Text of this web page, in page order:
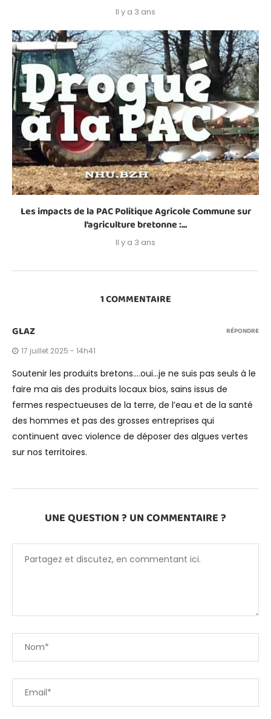
Il y a 3 ans
Les impacts de la PAC Politique Agricole Commune sur
l’agriculture bretonne :...
Il y a 3 ans
1 COMMENTAIRE
GLAZ
17 juillet 2025 - 14h41
Soutenir les produits bretons….oui…je ne suis pas seuls à le
faire ma ais des produits locaux bios, sains issus de
fermes respectueuses de la terre, de l’eau et de la santé
des hommes et pas des grosses entreprises qui
continuent avec violence de déposer des algues vertes
sur nos territoires.
RÉPONDRE
UNE QUESTION ? UN COMMENTAIRE ?